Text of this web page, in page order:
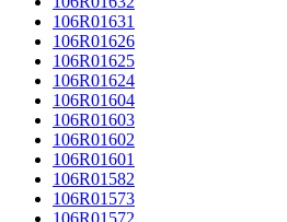
106R01631
106R01626
106R01625
106R01624
106R01604
106R01603
106R01602
106R01601
106R01582
106R01573